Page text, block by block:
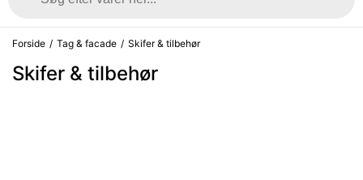
Forside / Tag & facade / Skifer & tilbehør
Skifer & tilbehør